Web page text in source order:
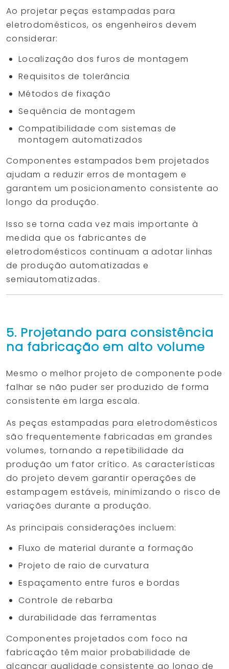
Ao projetar peças estampadas para
eletrodomésticos, os engenheiros devem
considerar:
Localização dos furos de montagem
Requisitos de tolerância
Métodos de fixação
Sequência de montagem
Compatibilidade com sistemas de
montagem automatizados
Componentes estampados bem projetados
ajudam a reduzir erros de montagem e
garantem um posicionamento consistente ao
longo da produção.
Isso se torna cada vez mais importante à
medida que os fabricantes de
eletrodomésticos continuam a adotar linhas
de produção automatizadas e
semiautomatizadas.
5. Projetando para consistência
na fabricação em alto volume
Mesmo o melhor projeto de componente pode
falhar se não puder ser produzido de forma
consistente em larga escala.
As peças estampadas para eletrodomésticos
são frequentemente fabricadas em grandes
volumes, tornando a repetibilidade da
produção um fator crítico. As características
do projeto devem garantir operações de
estampagem estáveis, minimizando o risco de
variações durante a produção.
As principais considerações incluem:
Fluxo de material durante a formação
Projeto de raio de curvatura
Espaçamento entre furos e bordas
Controle de rebarba
durabilidade das ferramentas
Componentes projetados com foco na
fabricação têm maior probabilidade de
alcançar qualidade consistente ao longo de